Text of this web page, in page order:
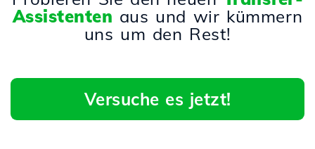
Assistenten aus und wir kümmern
uns um den Rest!
Versuche es jetzt!